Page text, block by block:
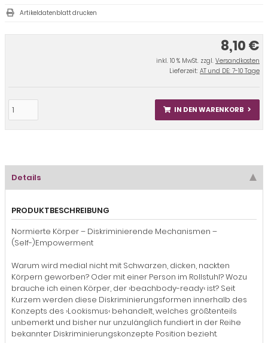
8,10 €
inkl. 10 % MwSt. zzgl. Versandkosten
Lieferzeit: AT und DE: 7-10 Tage
IN DEN WARENKORB
Artikeldatenblatt drucken
Details
PRODUKTBESCHREIBUNG
Normierte Körper – Diskriminierende Mechanismen –
(Self-)Empowerment
Warum wird medial nicht mit Schwarzen, dicken, nackten
Körpern geworben? Oder mit einer Person im Rollstuhl? Wozu
brauche ich einen Körper, der ›beachbody-ready‹ ist? Seit
Kurzem werden diese Diskriminierungsformen innerhalb des
Konzepts des ›Lookismus‹ behandelt, welches größtenteils
unbemerkt und bisher nur unzulänglich fundiert in der Reihe
bekannter Diskriminierungskonzepte Position bezieht.